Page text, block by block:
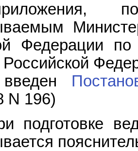
Федерации
N 196)
подготовке